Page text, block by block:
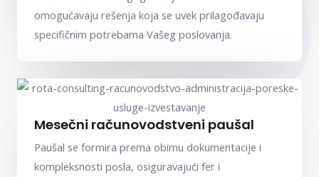
omogućavaju rešenja koja se uvek prilagođavaju
specifičnim potrebama Vašeg poslovanja.
Mesečni računovodstveni paušal
Paušal se formira prema obimu dokumentacije i
kompleksnosti posla, osiguravajući fer i